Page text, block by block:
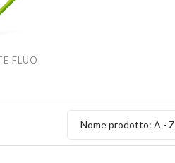
FLUO
Nome prodotto: A - Z